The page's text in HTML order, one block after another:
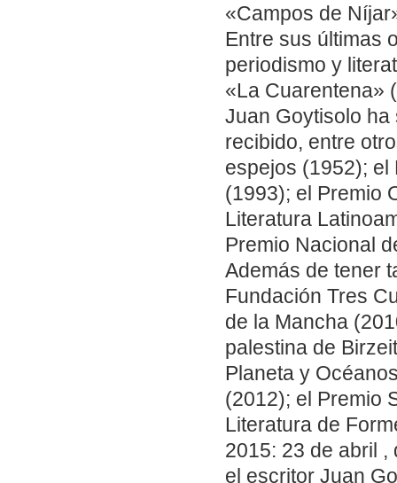
«Campos de
Entre sus últimas
periodismo y
«La Cuarentena»
Juan Goytisolo
recibido, entre
espejos (1952); el
(1993); el Premio
Literatura
Premio Nacional
Además de tener
Fundación Tres
de la Mancha
palestina de
Planeta y
(2012); el Premio
Literatura de
2015: 23 de abril
el escritor Juan